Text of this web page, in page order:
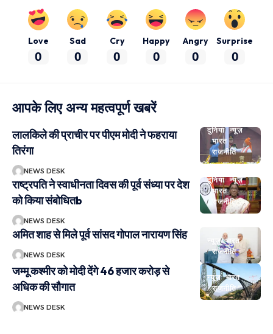
Love
0
Sad
0
Cry
0
Happy
0
Angry
0
Surprise
0
आपके लिए अन्य महत्वपूर्ण खबरें
दुनिया न्यूज़
भारत
राजनीति
लालकिले की प्राचीर पर पीएम मोदी ने फहराया
तिरंगा
NEWS DESK
दुनिया न्यूज़
भारत
राजनीति
राष्ट्रपति ने स्वाधीनता दिवस की पूर्व संध्या पर देश
को किया संबोधितb
NEWS DESK
न्यूज़ भारत
राजनीति
अमित शाह से मिले पूर्व सांसद गोपाल नारायण सिंह
NEWS DESK
न्यूज़ भारत
राजनीति
जम्मू कश्मीर को मोदी देंगे 46 हजार करोड़ से
अधिक की सौगात
NEWS DESK